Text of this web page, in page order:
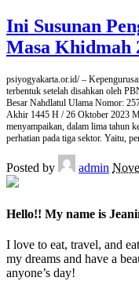
Ini Susunan
Masa Khidmah
psiyogyakarta.or.id/ –
terbentuk setelah disahkan oleh
Besar Nahdlatul Ulama Nomor:
Akhir 1445 H / 26 Oktober 2023
menyampaikan, dalam lima tahun
perhatian pada tiga sektor. Yaitu,
Posted by admin
Hello!! My name is
I love to eat, travel, and
my dreams and have a
anyone’s day!